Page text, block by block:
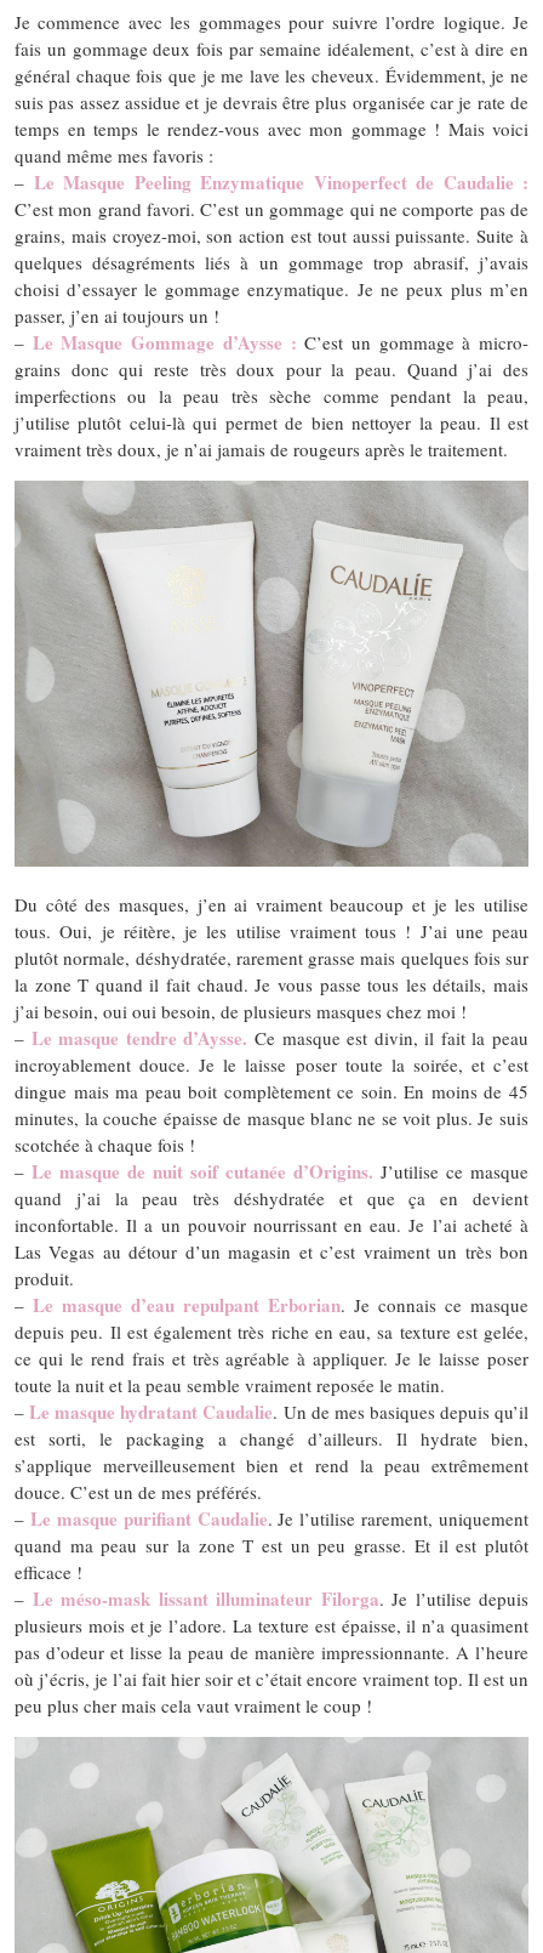
Je commence avec les gommages pour suivre l’ordre logique. Je
fais un gommage deux fois par semaine idéalement, c’est à dire en
général chaque fois que je me lave les cheveux. Évidemment, je ne
suis pas assez assidue et je devrais être plus organisée car je rate de
temps en temps le rendez-vous avec mon gommage ! Mais voici
quand même mes favoris :
– Le Masque Peeling Enzymatique Vinoperfect de Caudalie :
C’est mon grand favori. C’est un gommage qui ne comporte pas de
grains, mais croyez-moi, son action est tout aussi puissante. Suite à
quelques désagréments liés à un gommage trop abrasif, j’avais
choisi d’essayer le gommage enzymatique. Je ne peux plus m’en
passer, j’en ai toujours un !
– Le Masque Gommage d’Aysse : C’est un gommage à micro-
grains donc qui reste très doux pour la peau. Quand j’ai des
imperfections ou la peau très sèche comme pendant la peau,
j’utilise plutôt celui-là qui permet de bien nettoyer la peau. Il est
vraiment très doux, je n’ai jamais de rougeurs après le traitement.
Du côté des masques, j’en ai vraiment beaucoup et je les utilise
tous. Oui, je réitère, je les utilise vraiment tous ! J’ai une peau
plutôt normale, déshydratée, rarement grasse mais quelques fois sur
la zone T quand il fait chaud. Je vous passe tous les détails, mais
j’ai besoin, oui oui besoin, de plusieurs masques chez moi !
– Le masque tendre d’Aysse. Ce masque est divin, il fait la peau
incroyablement douce. Je le laisse poser toute la soirée, et c’est
dingue mais ma peau boit complètement ce soin. En moins de 45
minutes, la couche épaisse de masque blanc ne se voit plus. Je suis
scotchée à chaque fois !
– Le masque de nuit soif cutanée d’Origins. J’utilise ce masque
quand j’ai la peau très déshydratée et que ça en devient
inconfortable. Il a un pouvoir nourrissant en eau. Je l’ai acheté à
Las Vegas au détour d’un magasin et c’est vraiment un très bon
produit.
– Le masque d’eau repulpant Erborian. Je connais ce masque
depuis peu. Il est également très riche en eau, sa texture est gelée,
ce qui le rend frais et très agréable à appliquer. Je le laisse poser
toute la nuit et la peau semble vraiment reposée le matin.
–Le masque hydratant Caudalie. Un de mes basiques depuis qu’il
est sorti, le packaging a changé d’ailleurs. Il hydrate bien,
s’applique merveilleusement bien et rend la peau extrêmement
douce. C’est un de mes préférés.
– Le masque purifiant Caudalie. Je l’utilise rarement, uniquement
quand ma peau sur la zone T est un peu grasse. Et il est plutôt
efficace !
– Le méso-mask lissant illuminateur Filorga. Je l’utilise depuis
plusieurs mois et je l’adore. La texture est épaisse, il n’a quasiment
pas d’odeur et lisse la peau de manière impressionnante. A l’heure
où j’écris, je l’ai fait hier soir et c’était encore vraiment top. Il est un
peu plus cher mais cela vaut vraiment le coup !